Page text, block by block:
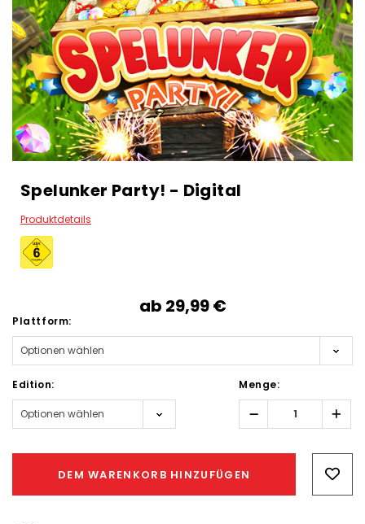
Spelunker Party! - Digital
Produktdetails
ab 29,99‎ ‎€
Plattform:
Edition: Menge:
Menge
erhöhen:
DEM WARENKORB HINZUFÜGEN